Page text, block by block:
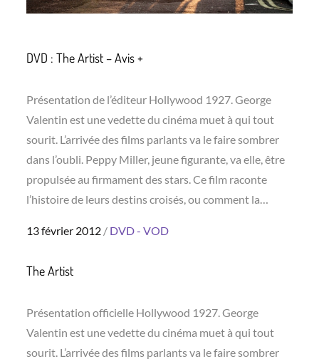
DVD : The Artist – Avis +
Présentation de l’éditeur Hollywood 1927. George
Valentin est une vedette du cinéma muet à qui tout
sourit. L’arrivée des films parlants va le faire sombrer
dans l’oubli. Peppy Miller, jeune figurante, va elle, être
propulsée au firmament des stars. Ce film raconte
l’histoire de leurs destins croisés, ou comment la…
Posted
13 février 2012 DVD - VOD
The Artist
Présentation officielle Hollywood 1927. George
Valentin est une vedette du cinéma muet à qui tout
sourit. L’arrivée des films parlants va le faire sombrer